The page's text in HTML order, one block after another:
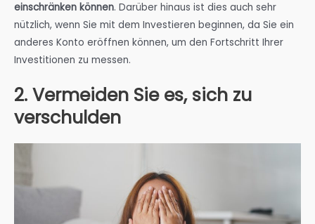
einschränken können. Darüber hinaus ist dies auch sehr
nützlich, wenn Sie mit dem Investieren beginnen, da Sie ein
anderes Konto eröffnen können, um den Fortschritt Ihrer
Investitionen zu messen.
2. Vermeiden Sie es, sich zu
verschulden